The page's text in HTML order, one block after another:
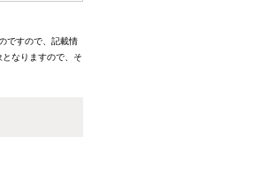
ですので、記載情
なりますので、そ